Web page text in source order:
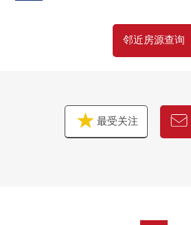
邻近房源查询
最受关注